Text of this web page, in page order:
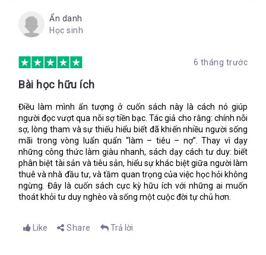
Ẩn danh
Học sinh
6 tháng trước
Bài học hữu ích
Điều làm mình ấn tượng ở cuốn sách này là cách nó giúp
người đọc vượt qua nỗi sợ tiền bạc. Tác giả cho rằng: chính nỗi
sợ, lòng tham và sự thiếu hiểu biết đã khiến nhiều người sống
mãi trong vòng luẩn quẩn “làm – tiêu – nợ”. Thay vì dạy
những công thức làm giàu nhanh, sách dạy cách tư duy: biết
phân biệt tài sản và tiêu sản, hiểu sự khác biệt giữa người làm
thuê và nhà đầu tư, và tầm quan trọng của việc học hỏi không
ngừng. Đây là cuốn sách cực kỳ hữu ích với những ai muốn
thoát khỏi tư duy nghèo và sống một cuộc đời tự chủ hơn.
Like Share Trả lời